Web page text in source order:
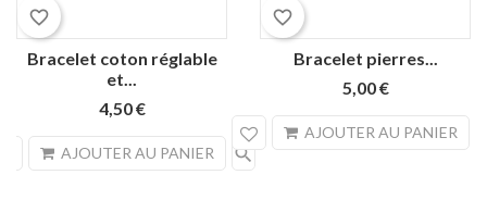
favorite_border
Bracelet coton réglable
et...
4,50 €
AJOUTER AU PANIER search
favorite_border
Bracelet pierres...
5,00 €
AJOUTER AU PANIER